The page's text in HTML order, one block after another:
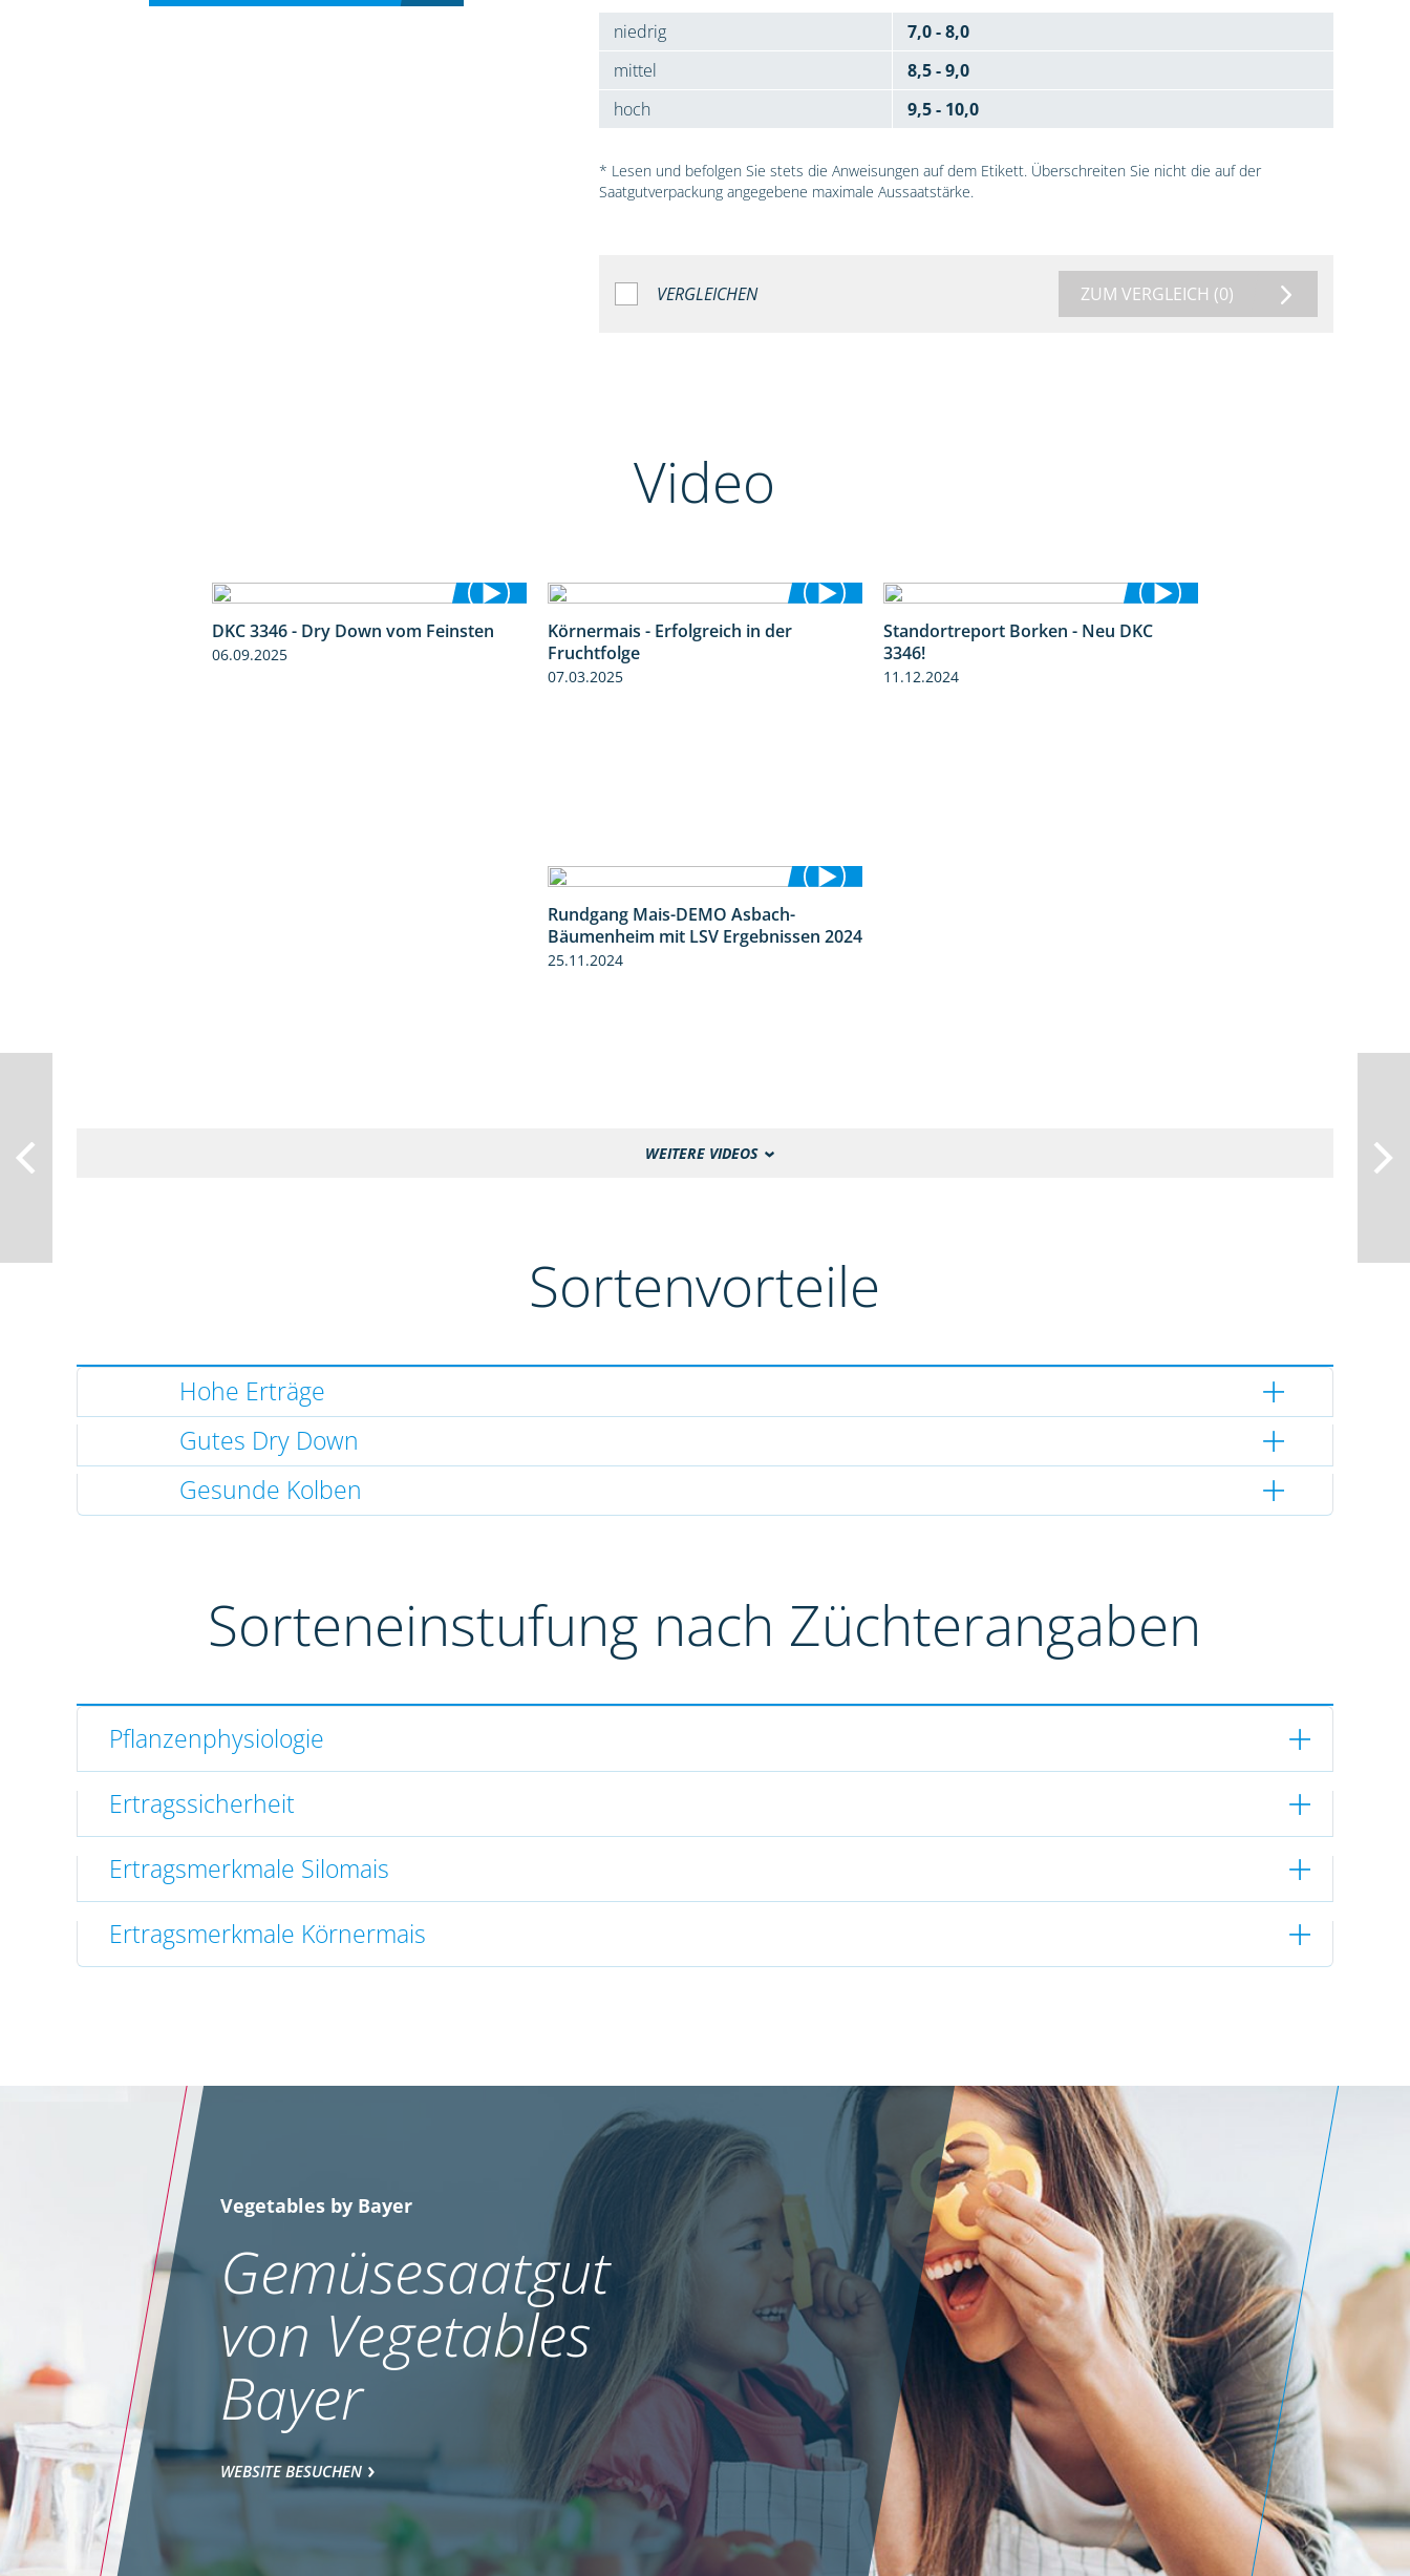
niedrig
7,0 - 8,0
mittel
8,5 - 9,0
hoch
9,5 - 10,0
* Lesen und befolgen Sie stets die Anweisungen auf dem Etikett. Überschreiten Sie nicht die auf der
Saatgutverpackung angegebene maximale Aussaatstärke.
VERGLEICHEN ZUM VERGLEICH (0)
Video
1:38
DKC 3346 - Dry Down vom Feinsten
06.09.2025
Körnermais - Erfolgreich in der
Fruchtfolge
07.03.2025
1:38
Standortreport Borken - Neu DKC
3346!
11.12.2024
Rundgang Mais-DEMO Asbach-
Bäumenheim mit LSV Ergebnissen 2024
25.11.2024
WEITERE VIDEOS
Sortenvorteile
Hohe Erträge
Gutes Dry Down
Gesunde Kolben
Sorteneinstufung nach Züchterangaben
Pflanzenphysiologie
Ertragssicherheit
Ertragsmerkmale Silomais
Ertragsmerkmale Körnermais
Vegetables by Bayer
Gemüsesaatgut
von Vegetables
Bayer
WEBSITE BESUCHEN